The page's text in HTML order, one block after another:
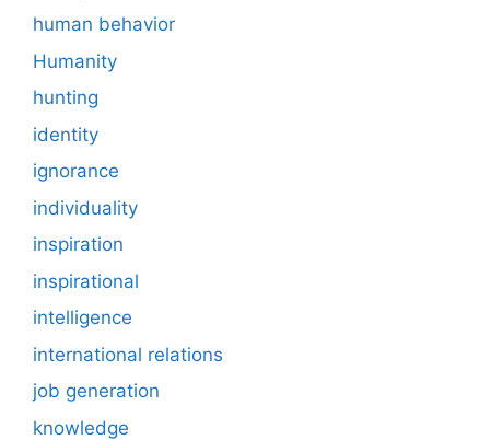
human behavior
Humanity
hunting
identity
ignorance
individuality
inspiration
inspirational
intelligence
international relations
job generation
knowledge